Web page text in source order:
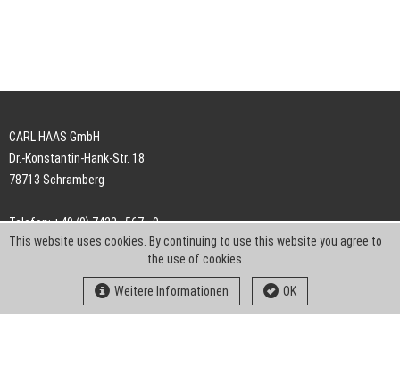
CARL HAAS GmbH
Dr.-Konstantin-Hank-Str. 18
78713 Schramberg
Telefon: +49 (0) 7422 . 567 - 0
Telefax: +49 (0) 7422 . 567 - 239
info-ch@kern-liebers.com
This website uses cookies. By continuing to use this website you agree to
the use of cookies.
Weitere Informationen OK